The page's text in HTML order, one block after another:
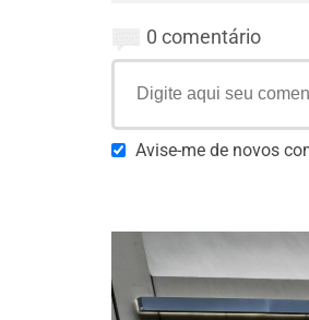
0 comentário
Avise-me de novos